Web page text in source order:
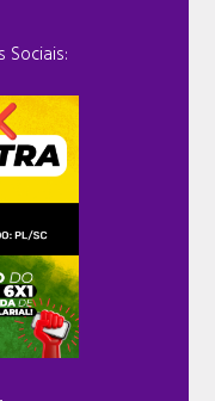
Sociais: